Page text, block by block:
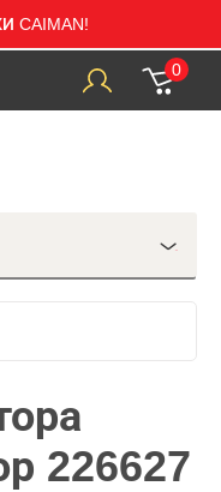
CAIMAN!
0
226627